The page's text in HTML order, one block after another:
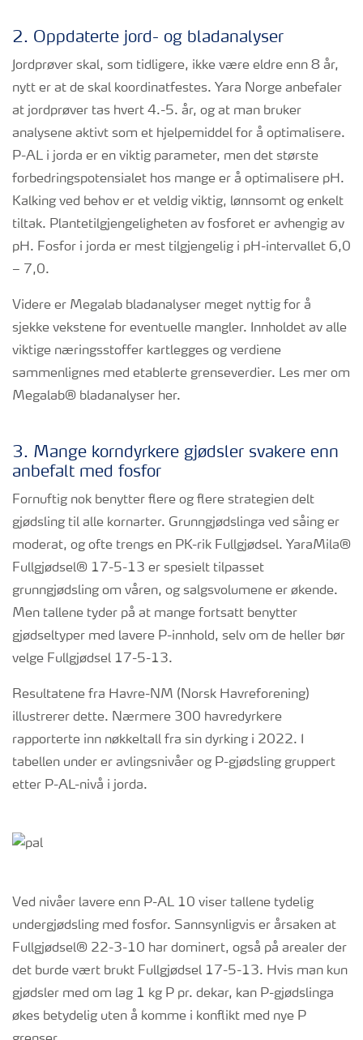
2. Oppdaterte jord- og bladanalyser
Jordprøver skal, som tidligere, ikke være eldre enn 8 år,
nytt er at de skal koordinatfestes. Yara Norge anbefaler
at jordprøver tas hvert 4.-5. år, og at man bruker
analysene aktivt som et hjelpemiddel for å optimalisere.
P-AL i jorda er en viktig parameter, men det største
forbedringspotensialet hos mange er å optimalisere pH.
Kalking ved behov er et veldig viktig, lønnsomt og enkelt
tiltak. Plantetilgjengeligheten av fosforet er avhengig av
pH. Fosfor i jorda er mest tilgjengelig i pH-intervallet 6,0
– 7,0.
Videre er Megalab bladanalyser meget nyttig for å
sjekke vekstene for eventuelle mangler. Innholdet av alle
viktige næringsstoffer kartlegges og verdiene
sammenlignes med etablerte grenseverdier. Les mer om
Megalab® bladanalyser her.
3. Mange korndyrkere gjødsler svakere enn
anbefalt med fosfor
Fornuftig nok benytter flere og flere strategien delt
gjødsling til alle kornarter. Grunngjødslinga ved såing er
moderat, og ofte trengs en PK-rik Fullgjødsel. YaraMila®
Fullgjødsel® 17-5-13 er spesielt tilpasset
grunngjødsling om våren, og salgsvolumene er økende.
Men tallene tyder på at mange fortsatt benytter
gjødseltyper med lavere P-innhold, selv om de heller bør
velge Fullgjødsel 17-5-13.
Resultatene fra Havre-NM (Norsk Havreforening)
illustrerer dette. Nærmere 300 havredyrkere
rapporterte inn nøkkeltall fra sin dyrking i 2022. I
tabellen under er avlingsnivåer og P-gjødsling gruppert
etter P-AL-nivå i jorda.
Ved nivåer lavere enn P-AL 10 viser tallene tydelig
undergjødsling med fosfor. Sannsynligvis er årsaken at
Fullgjødsel® 22-3-10 har dominert, også på arealer der
det burde vært brukt Fullgjødsel 17-5-13. Hvis man kun
gjødsler med om lag 1 kg P pr. dekar, kan P-gjødslinga
økes betydelig uten å komme i konflikt med nye P